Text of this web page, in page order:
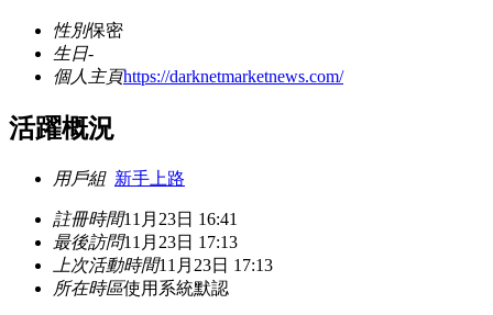
性別保密
生日-
個人主頁https://darknetmarketnews.com/
活躍概況
用戶組 新手上路
註冊時間11月23日 16:41
最後訪問11月23日 17:13
上次活動時間11月23日 17:13
所在時區使用系統默認